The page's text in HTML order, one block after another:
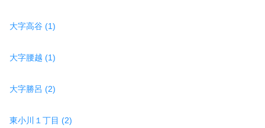
大字高谷 (1)
大字腰越 (1)
大字勝呂 (2)
東小川１丁目 (2)